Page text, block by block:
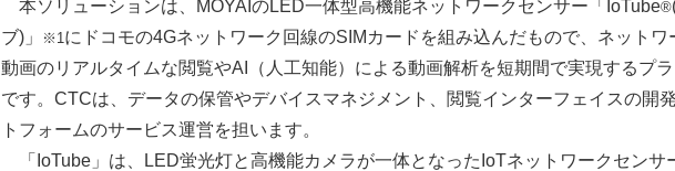
本ソリューションは、MOYAIのLED一体型高機能ネットワークセンサー「IoTube®
ブ)」
※1 にドコモの4Gネットワーク回線のSIMカードを組み込んだもので、ネットワ
動画のリアルタイムな閲覧やAI（人工知能）による動画解析を短期間で実現するプ
です。CTCは、データの保管やデバイスマネジメント、閲覧インターフェイスの開
トフォームのサービス運営を担います。
「IoTube」は、LED蛍光灯と高機能カメラが一体となったIoTネットワークセンサ